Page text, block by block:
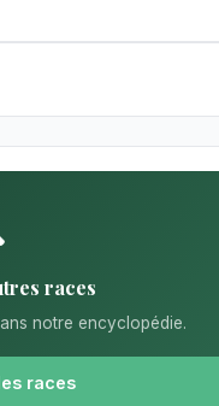
races
notre encyclopédie.
races